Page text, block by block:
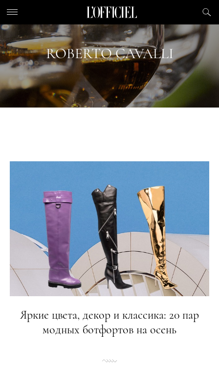
ROBERTO CAVALLI
Яркие цвета, декор и классика: 20 пар
модных ботфортов на осень